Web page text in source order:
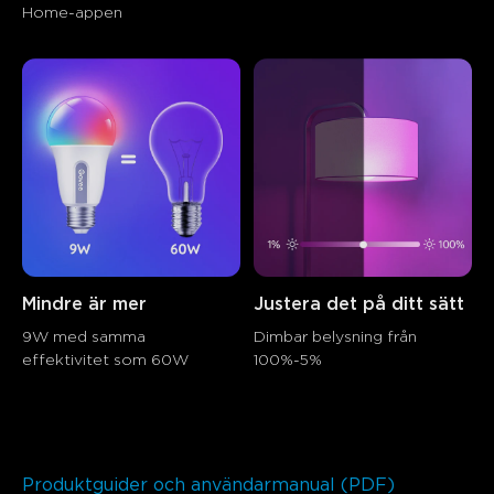
Home-appen
Mindre är mer
9W med samma
effektivitet som 60W
Justera det på ditt sätt
Dimbar belysning från
100%-5%
Produktguider och användarmanual (PDF)